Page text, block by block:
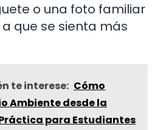
o una foto familiar
que se sienta más
te interese: Cómo
Ambiente desde la
para Estudiantes